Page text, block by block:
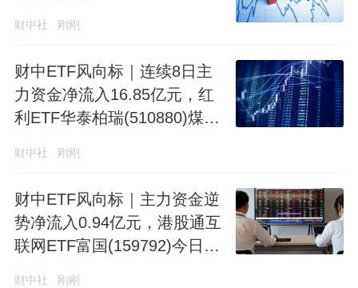
财中社 刚刚
财中ETF风向标｜连续8日主
力资金净流入16.85亿元，红
利ETF华泰柏瑞(510880)煤炭
财中社 刚刚
财中ETF风向标｜主力资金逆
势净流入0.94亿元，港股通互
联网ETF富国(159792)今日下
财中社 刚刚